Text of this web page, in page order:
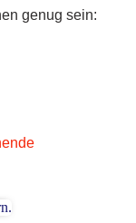
genug sein: